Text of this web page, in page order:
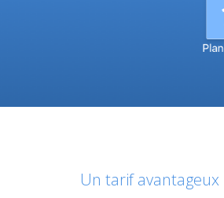
Un tarif avantageux